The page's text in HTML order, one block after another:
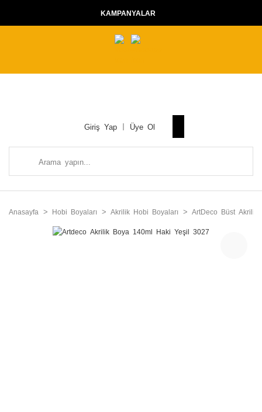
KAMPANYALAR
Giriş Yap Üye Ol
Anasayfa Hobi Boyaları Akrilik Hobi Boyaları ArtDeco Büst Akrilik